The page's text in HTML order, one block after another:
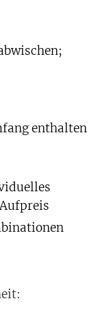
enthalten